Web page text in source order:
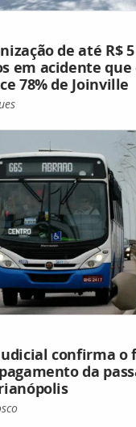
de até R$
em acidente
78% de Joinville
confirma o
da